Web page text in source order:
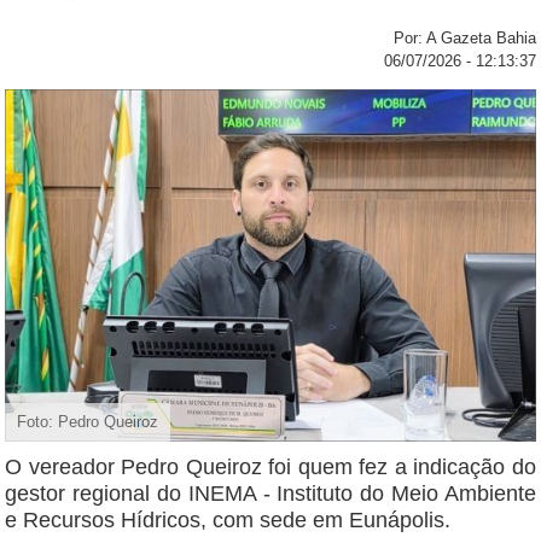
Por: A Gazeta Bahia
06/07/2026 - 12:13:37
Foto: Pedro Queiroz
O vereador Pedro Queiroz foi quem fez a indicação do
gestor regional do INEMA - Instituto do Meio Ambiente
e Recursos Hídricos, com sede em Eunápolis.